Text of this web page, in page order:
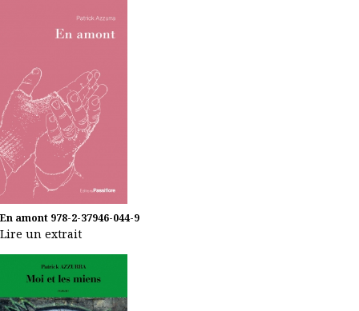
En amont 978-2-37946-044-9
Lire un extrait